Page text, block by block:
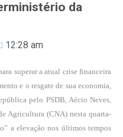
da
12:28 am
superar a atual crise financeira
e o resgate de sua economia,
pelo PSDB, Aécio Neves,
Agricultura (CNA) nesta quarta-
a elevação nos últimos tempos